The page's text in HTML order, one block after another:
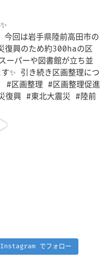
Instagram でフォロー